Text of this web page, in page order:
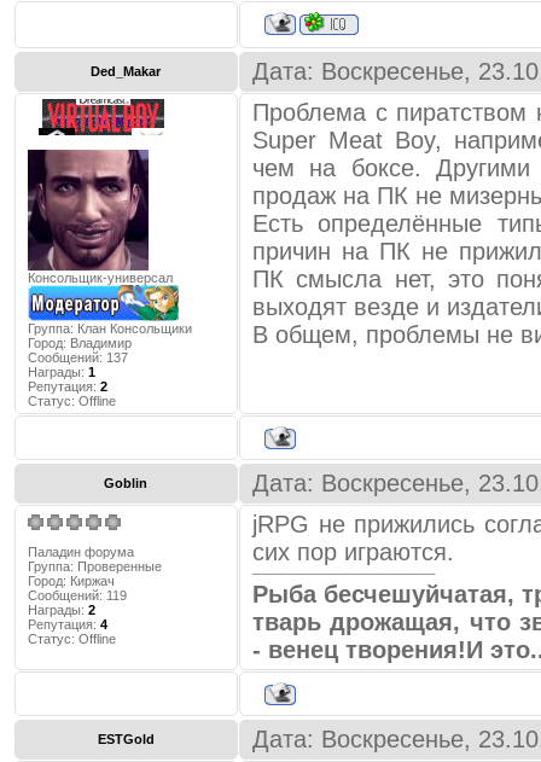
то время тогда тоже были
не такие как сейчас
изданий и на
сделали сами "школиё"
действий.
я вот не понимаю такого
консольщики" " эксклюзив".
Как сейчас модно
значение :
Эксклюзив (франц.
исключаю) —
адресата речи в
категории лица и
значение эксклюзива — «мы
Я вот в этом слове не
издания и обозреватели
с игрой для любой
которая поставляется
руководством к игре и
"оригиналом" но не как
зажрато и жирно.
Как один человек из
появляется сказал
Ded_Makar Дата: Воскресенье,
Консольщик-универсал
Группа: Клан Консольщики
Город: Владимир
Сообщений: 137
Награды: 1
Репутация: 2
Статус: Offline
Проблема с пиратством
Super Meat Boy,
чем на боксе.
продаж на ПК не
Есть определённые
причин на ПК не
ПК смысла нет, это
выходят везде и
В общем, проблемы не
Goblin Дата: Воскресенье,
Паладин форума
Группа: Проверенные
Город: Киржач
Сообщений: 119
Награды: 2
Репутация: 4
Статус: Offline
jRPG не прижились
сих пор играются.
Рыба бесчешуйчатая,
тварь дрожащая, что
- венец творения!И
ESTGold Дата: Воскресенье,